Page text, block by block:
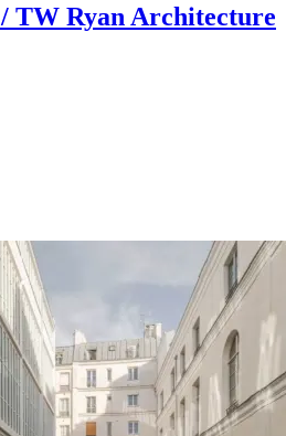
TW Ryan Architecture